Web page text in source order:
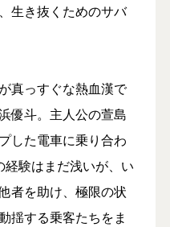
生き抜くためのサバ
真っすぐな熱血漢で
優斗。主人公の萱島
した電車に乗り合わ
験はまだ浅いが、い
者を助け、極限の状
揺する乗客たちをま